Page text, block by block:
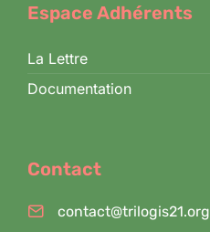
Espace Adhérents
La Lettre
Documentation
Contact
contact@trilogis21.org